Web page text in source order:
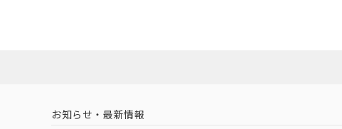
中国 RoHS 注意事項・凡例
（イギリス
（ノルウェー
お知らせ・最新情報